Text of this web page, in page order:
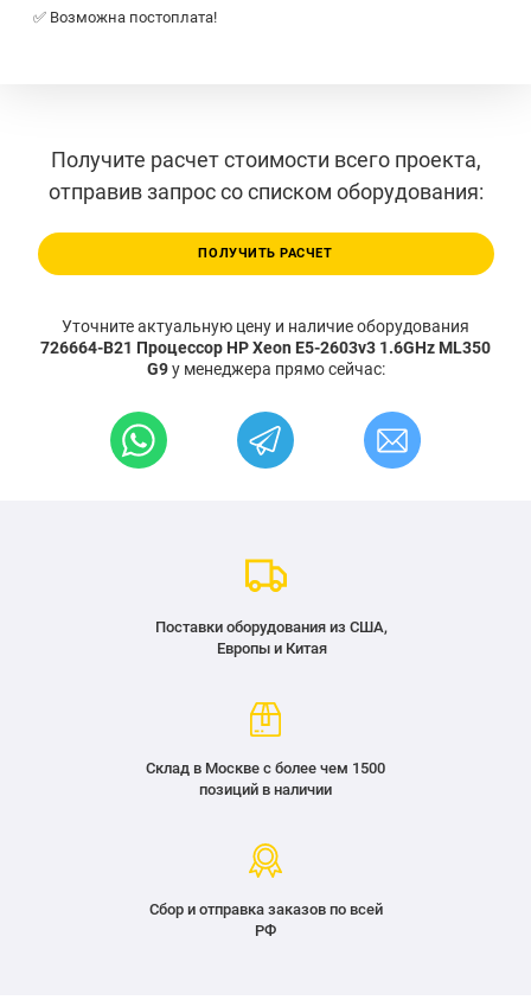
✅ Возможна постоплата!
Получите расчет стоимости всего проекта,
отправив запрос со списком оборудования:
ПОЛУЧИТЬ РАСЧЕТ
Уточните актуальную цену и наличие оборудования
726664-B21 Процессор HP Xeon E5-2603v3 1.6GHz ML350
G9у менеджера прямо сейчас:
Поставки оборудования из США,
Европы и Китая
Склад в Москве с более чем 1500
позиций в наличии
Сбор и отправка заказов по всей
РФ